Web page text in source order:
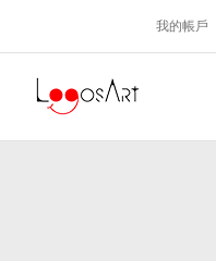
我的帳戶